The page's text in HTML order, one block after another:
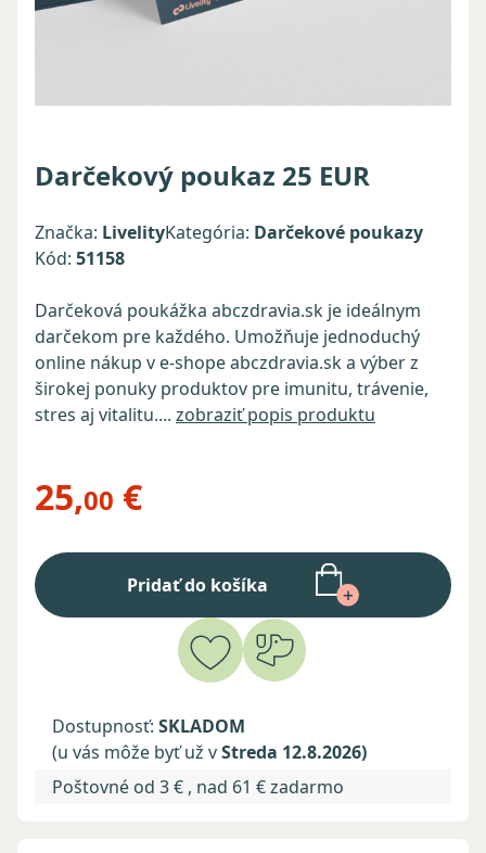
Darčekový poukaz 25 EUR
Značka: LivelityKategória: Darčekové poukazy
Kód: 51158
Darčeková poukážka abczdravia.sk je ideálnym
darčekom pre každého. Umožňuje jednoduchý
online nákup v e-shope abczdravia.sk a výber z
širokej ponuky produktov pre imunitu, trávenie,
stres aj vitalitu.... zobraziť popis produktu
25,00 €
Pridať do košíka
Dostupnosť: SKLADOM
(u vás môže byť už vStreda 12.8.2026)
Poštovné od 3 € , nad 61 € zadarmo